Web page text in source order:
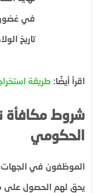
في غضون
تاريخ
اقرأ أيضًا: طريقة
شروط مكافأة
الحكومي
الموظفون في الجهات
يحق لهم الحصول على